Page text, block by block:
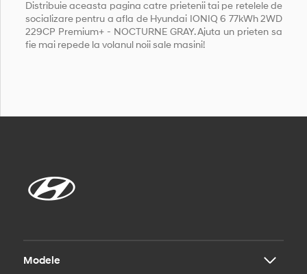
Distribuie aceasta pagina catre prietenii tai pe retelele de
socializare pentru a afla de Hyundai IONIQ 6 77kWh 2WD
229CP Premium+ - NOCTURNE GRAY. Ajuta un prieten sa
fie mai repede la volanul noii sale masini!
Modele